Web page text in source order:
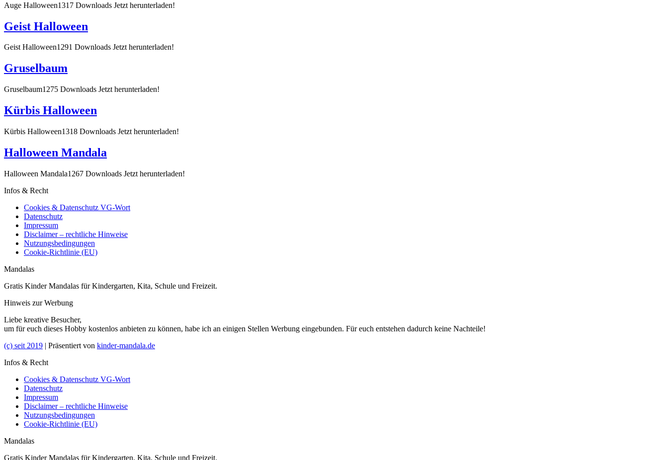
Auge Halloween1317 Downloads Jetzt herunterladen!
Geist Halloween
Geist Halloween1291 Downloads Jetzt herunterladen!
Gruselbaum
Gruselbaum1275 Downloads Jetzt herunterladen!
Kürbis Halloween
Kürbis Halloween1318 Downloads Jetzt herunterladen!
Halloween Mandala
Halloween Mandala1267 Downloads Jetzt herunterladen!
Infos & Recht
Cookies & Datenschutz VG-Wort
Datenschutz
Impressum
Disclaimer – rechtliche Hinweise
Nutzungsbedingungen
Cookie-Richtlinie (EU)
Mandalas
Gratis Kinder Mandalas für Kindergarten, Kita, Schule und Freizeit.
Hinweis zur Werbung
Liebe kreative Besucher,
um für euch dieses Hobby kostenlos anbieten zu können, habe ich an einigen Stellen Werbung eingebunden. Für euch entstehen dadurch keine Nachteile!
(c) seit 2019 | Präsentiert von kinder-mandala.de
Infos & Recht
Cookies & Datenschutz VG-Wort
Datenschutz
Impressum
Disclaimer – rechtliche Hinweise
Nutzungsbedingungen
Cookie-Richtlinie (EU)
Mandalas
Gratis Kinder Mandalas für Kindergarten, Kita, Schule und Freizeit.